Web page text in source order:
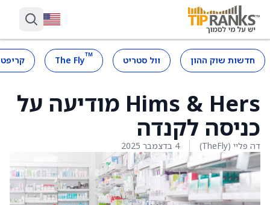
חדשות שוק ההון וול סטריט ™
The Fly
Hims & Hers מודיעה על
כניסה לקנדה
דה פליי (TheFly) 4 בדצמבר 2025